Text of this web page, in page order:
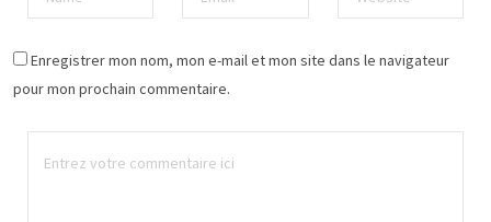
Enregistrer mon nom, mon e-mail et mon site dans le navigateur
pour mon prochain commentaire.